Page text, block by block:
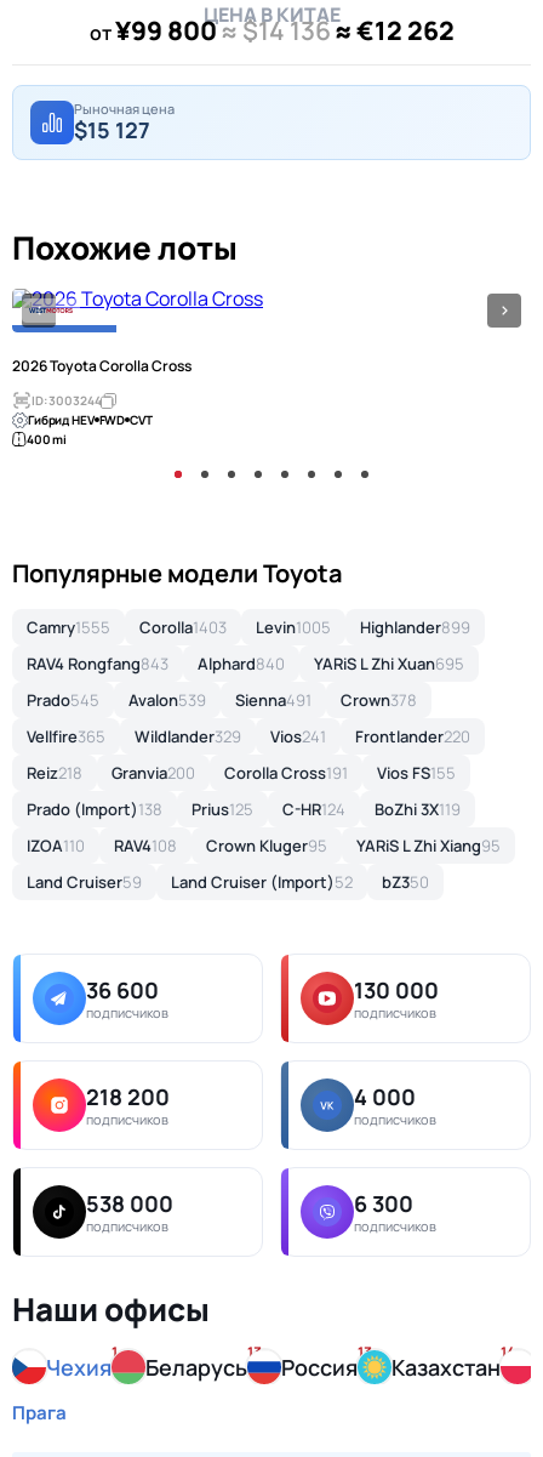
ЦЕНА В КИТАЕ
от¥99 800≈ $14 136≈ €12 262
Рыночная цена
$15 127
Похожие лоты
2026 Toyota Corolla Cross
ID: 3003244
Гибрид HEV FWD CVT
400 mi
Популярные модели Toyota
Camry1555 Corolla1403 Levin1005 Highlander899
RAV4 Rongfang843 Alphard840 YARiS L Zhi Xuan695
Prado545 Avalon539 Sienna491 Crown378
Vellfire365 Wildlander329 Vios241 Frontlander220
Reiz218 Granvia200 Corolla Cross191 Vios FS155
Prado (Import)138 Prius125 C-HR124 BoZhi 3X119
IZOA110 RAV4108 Crown Kluger95 YARiS L Zhi Xiang95
Land Cruiser59 Land Cruiser (Import)52 bZ350
36 600
подписчиков
130 000
подписчиков
218 200
подписчиков
4 000
подписчиков
538 000
подписчиков
6 300
подписчиков
Наши офисы
Чехия
1
Беларусь
13
Россия
13
Казахстан
14
Прага